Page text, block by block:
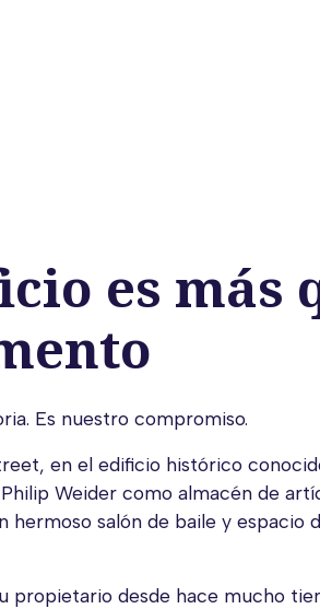
es más
Es nuestro compromiso.
en el edificio histórico
Weider como almacén de
salón de baile y espacio
propietario desde hace mucho